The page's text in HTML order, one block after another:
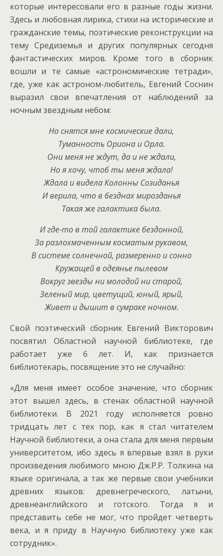
которые интересовали его в разные годы жизни.
Здесь и любовная лирика, стихи на исторические и
гражданские темы, поэтические реконструкции на
тему Средиземья и других популярных сегодня
фантастических миров. Кроме того в сборник
вошли и те самые «астрономические тетради»,
где, уже как астроном-любитель, Евгений Соснин
выразил свои впечатления от наблюдений за
ночным звездным небом:
Но снятся мне космические дали,
Туманность Ориона и Орла.
Они меня не ждут, да и не ждали,
Но я хочу, чтоб ты меня ждала!
Ждала и видела Колонны Созиданья
И верила, что в безднах мирозданья
Такая же галактика была.
И где-то в той галактике бездонной,
За разлохмаченным косматым рукавом,
В системе солнечной, размеренно и сонно
Кружащей в одеянье пылевом
Вокруг звезды ни молодой ни старой,
Зеленый мир, цветущий, юный, ярый,
Живет и дышит в сумраке ночном.
Свой поэтический сборник Евгений Викторович
посвятил Областной научной библиотеке, где
работает уже 6 лет. И, как признается
библиотекарь, посвящение это не случайно:
«Для меня имеет особое значение, что cборник
этот вышел здесь, в стенах областной научной
библиотеки. В 2021 году исполняется ровно
тридцать лет с тех пор, как я стал читателем
Научной библиотеки, а она стала для меня первым
университетом, ибо здесь я впервые взял в руки
произведения любимого мною Дж.Р.Р. Толкина на
языке оригинала, а так же первые свои учебники
древних языков: древнегреческого, латыни,
древнеанглийского и готского. Тогда я и
представить себе не мог, что пройдет четверть
века, и я приду в Научную библиотеку уже как
сотрудник».